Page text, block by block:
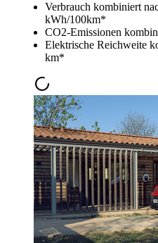
Verbrauch kombiniert
kWh/100km*
CO2-Emissionen
Elektrische Reichweite
km*